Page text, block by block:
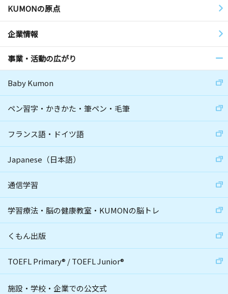
KUMONの原点
企業情報
事業・活動の広がり
Baby Kumon
ペン習字・かきかた・筆ペン・毛筆
フランス語・ドイツ語
Japanese（日本語）
通信学習
学習療法・脳の健康教室・KUMONの脳トレ
くもん出版
TOEFL Primary® /TOEFL Junior®
施設・学校・企業での公文式